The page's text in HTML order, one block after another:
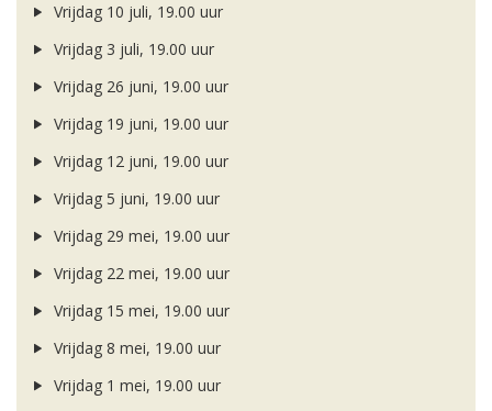
Vrijdag 10 juli, 19.00 uur
Vrijdag 3 juli, 19.00 uur
Vrijdag 26 juni, 19.00 uur
Vrijdag 19 juni, 19.00 uur
Vrijdag 12 juni, 19.00 uur
Vrijdag 5 juni, 19.00 uur
Vrijdag 29 mei, 19.00 uur
Vrijdag 22 mei, 19.00 uur
Vrijdag 15 mei, 19.00 uur
Vrijdag 8 mei, 19.00 uur
Vrijdag 1 mei, 19.00 uur